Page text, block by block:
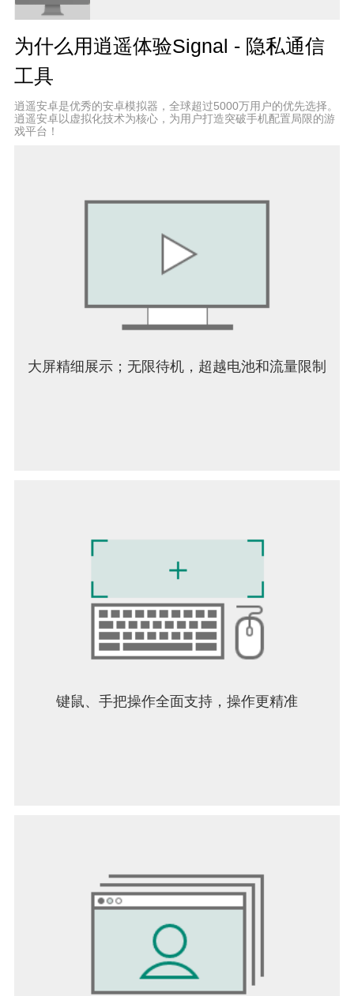
如要查看我们的源代码，请访问
欢迎在 Twitter @signalapp 和 Instagram
@signal_app 上关注我们。
为什么用逍遥体验Signal - 隐私通信
工具
逍遥安卓是优秀的安卓模拟器，全球超过5000万用户的优先选择。
逍遥安卓以虚拟化技术为核心，为用户打造突破手机配置局限的游
戏平台！
大屏精细展示；无限待机，超越电池和流量限制
键鼠、手把操作全面支持，操作更精准